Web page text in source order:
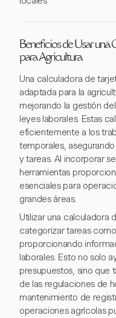
Beneficios de Usar una
para Agricultura
Una calculadora de
adaptada para la
mejorando la gestión
leyes laborales. Estas
eficientemente a los
temporales,
y tareas. Al incorporar
herramientas
esenciales para
grandes áreas.
Utilizar una calculadora
categorizar tareas
proporcionando
laborales. Esto no solo
presupuestos, sino que
de las regulaciones de
mantenimiento de
operaciones agrícolas